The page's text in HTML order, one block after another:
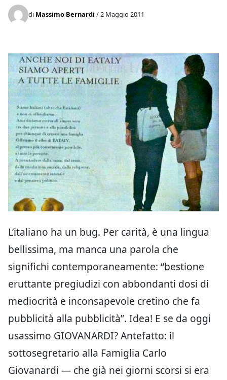
di Massimo Bernardi / 2 Maggio 2011
L’italiano ha un bug. Per carità, è una lingua
bellissima, ma manca una parola che
significhi contemporaneamente: “bestione
eruttante pregiudizi con abbondanti dosi di
mediocrità e inconsapevole cretino che fa
pubblicità alla pubblicità”. Idea! E se da oggi
usassimo GIOVANARDI? Antefatto: il
sottosegretario alla Famiglia Carlo
Giovanardi — che già nei giorni scorsi si era